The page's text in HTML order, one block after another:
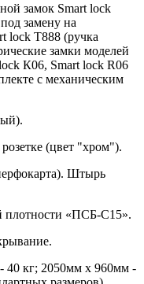
замок Smart lock
замену на
lock T888 (ручка
замки моделей
К06, Smart lock R06
с механическим
(цвет "хром").
Штырь
плотности «ПСБ-С15».
40 кг; 2050мм х 960мм -